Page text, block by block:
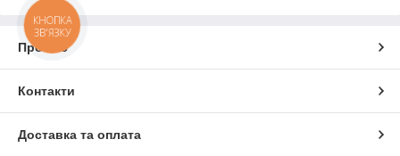
Про нас
Контакти
Доставка та оплата
КНОПКА
ЗВ'ЯЗКУ